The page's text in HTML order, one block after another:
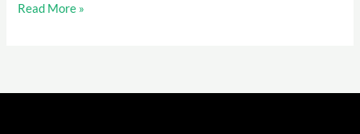
Read More »